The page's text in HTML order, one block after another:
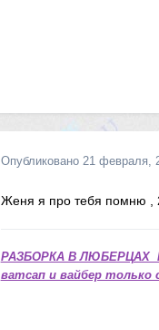
Опубликовано 21 февраля,
Женя я про тебя помню ,
РАЗБОРКА В ЛЮБЕРЦАХ
ватсап и вайбер только